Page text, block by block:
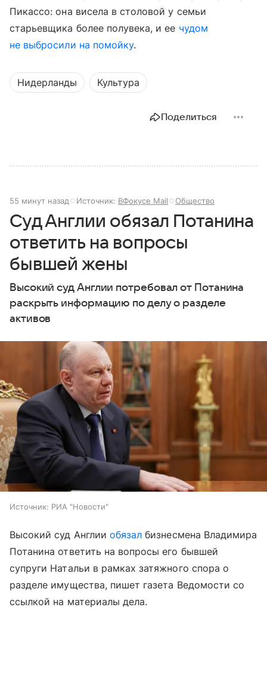
Пикассо: она висела в столовой у семьи
старьевщика более полувека, и ее чудом
не выбросили на помойку.
Нидерланды Культура
Поделиться
55 минут назад Источник: ВФокусе Mail Общество
Суд Англии обязал Потанина
ответить на вопросы
бывшей жены
Высокий суд Англии потребовал от Потанина
раскрыть информацию по делу о разделе
активов
Источник: РИА "Новости"
Высокий суд Англии обязал бизнесмена Владимира
Потанина ответить на вопросы его бывшей
супруги Натальи в рамках затяжного спора о
разделе имущества, пишет газета Ведомости со
ссылкой на материалы дела.